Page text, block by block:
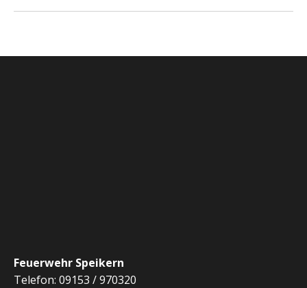
Feuerwehr Speikern
Telefon: 09153 / 970320